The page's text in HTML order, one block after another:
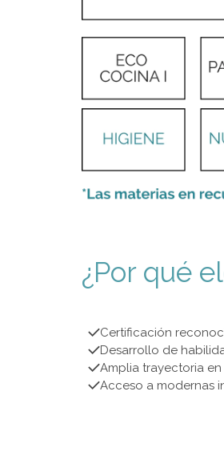
¿Por qué
Certificación
Desarrollo de
Amplia trayectoria
Acceso a modernas